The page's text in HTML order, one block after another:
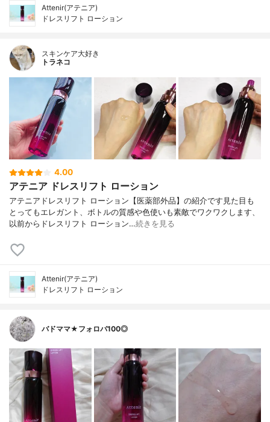
Attenir(アテニア)
ドレスリフト ローション
スキンケア大好き
トラネコ
4.00
アテニア ドレスリフト ローション
アテニアドレスリフト ローション【医薬部外品】の紹介です見た目も
とってもエレガント、ボトルの質感や色使いも素敵でワクワクします、
以前からドレスリフト ローション…続きを見る
Attenir(アテニア)
ドレスリフト ローション
バドママ★フォロバ100◎